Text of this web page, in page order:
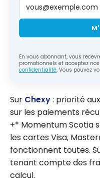
En vous abonnant, vous
promotionnels et acceptez nos
confidentialité. Vous pouvez
Sur Chexy: priorité
sur les paiements
+* Momentum Scotia
les cartes Visa,
fonctionnent toutes.
tenant compte des
calcul.